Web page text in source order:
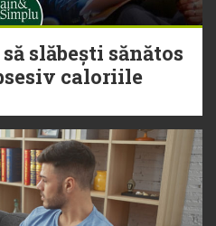
slăbești sănătos
caloriile